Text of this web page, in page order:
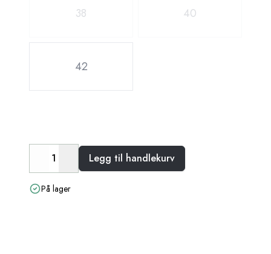
38 40
42
DecreaseIncreaseLegg til handlekurv
På lager